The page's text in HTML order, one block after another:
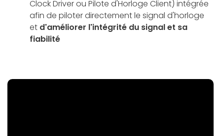
Clock Driver ou Pilote d'Horloge Client) intégrée
afin de piloter directement le signal d'horloge
et d'améliorer l'intégrité du signal et sa
fiabilité